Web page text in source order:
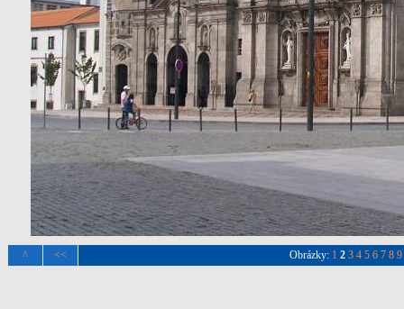
^ << Obrázky: 1 2 3 4 5 6 7 8 9